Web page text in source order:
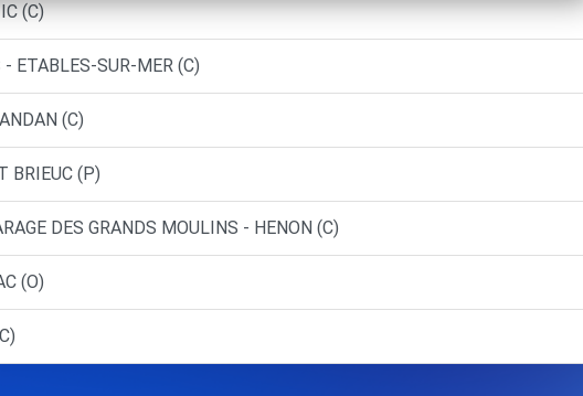
(C)
ETABLES-SUR-MER (C)
(C)
BRIEUC (P)
DES GRANDS MOULINS - HENON (C)
(O)